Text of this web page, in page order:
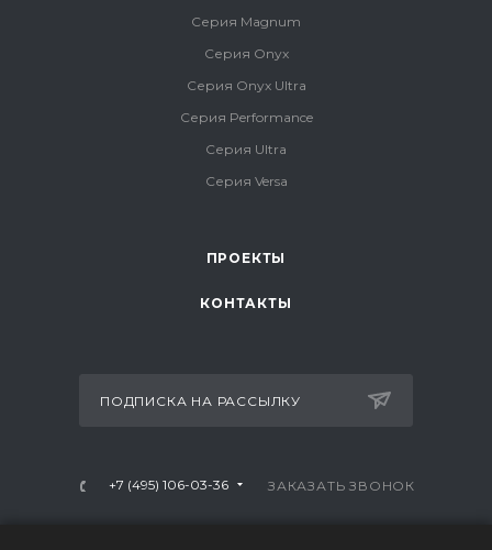
Серия Magnum
Серия Onyx
Серия Onyx Ultra
Серия Performance
Серия Ultra
Серия Versa
ПРОЕКТЫ
КОНТАКТЫ
ПОДПИСКА НА РАССЫЛКУ
+7 (495) 106-03-36 ЗАКАЗАТЬ ЗВОНОК